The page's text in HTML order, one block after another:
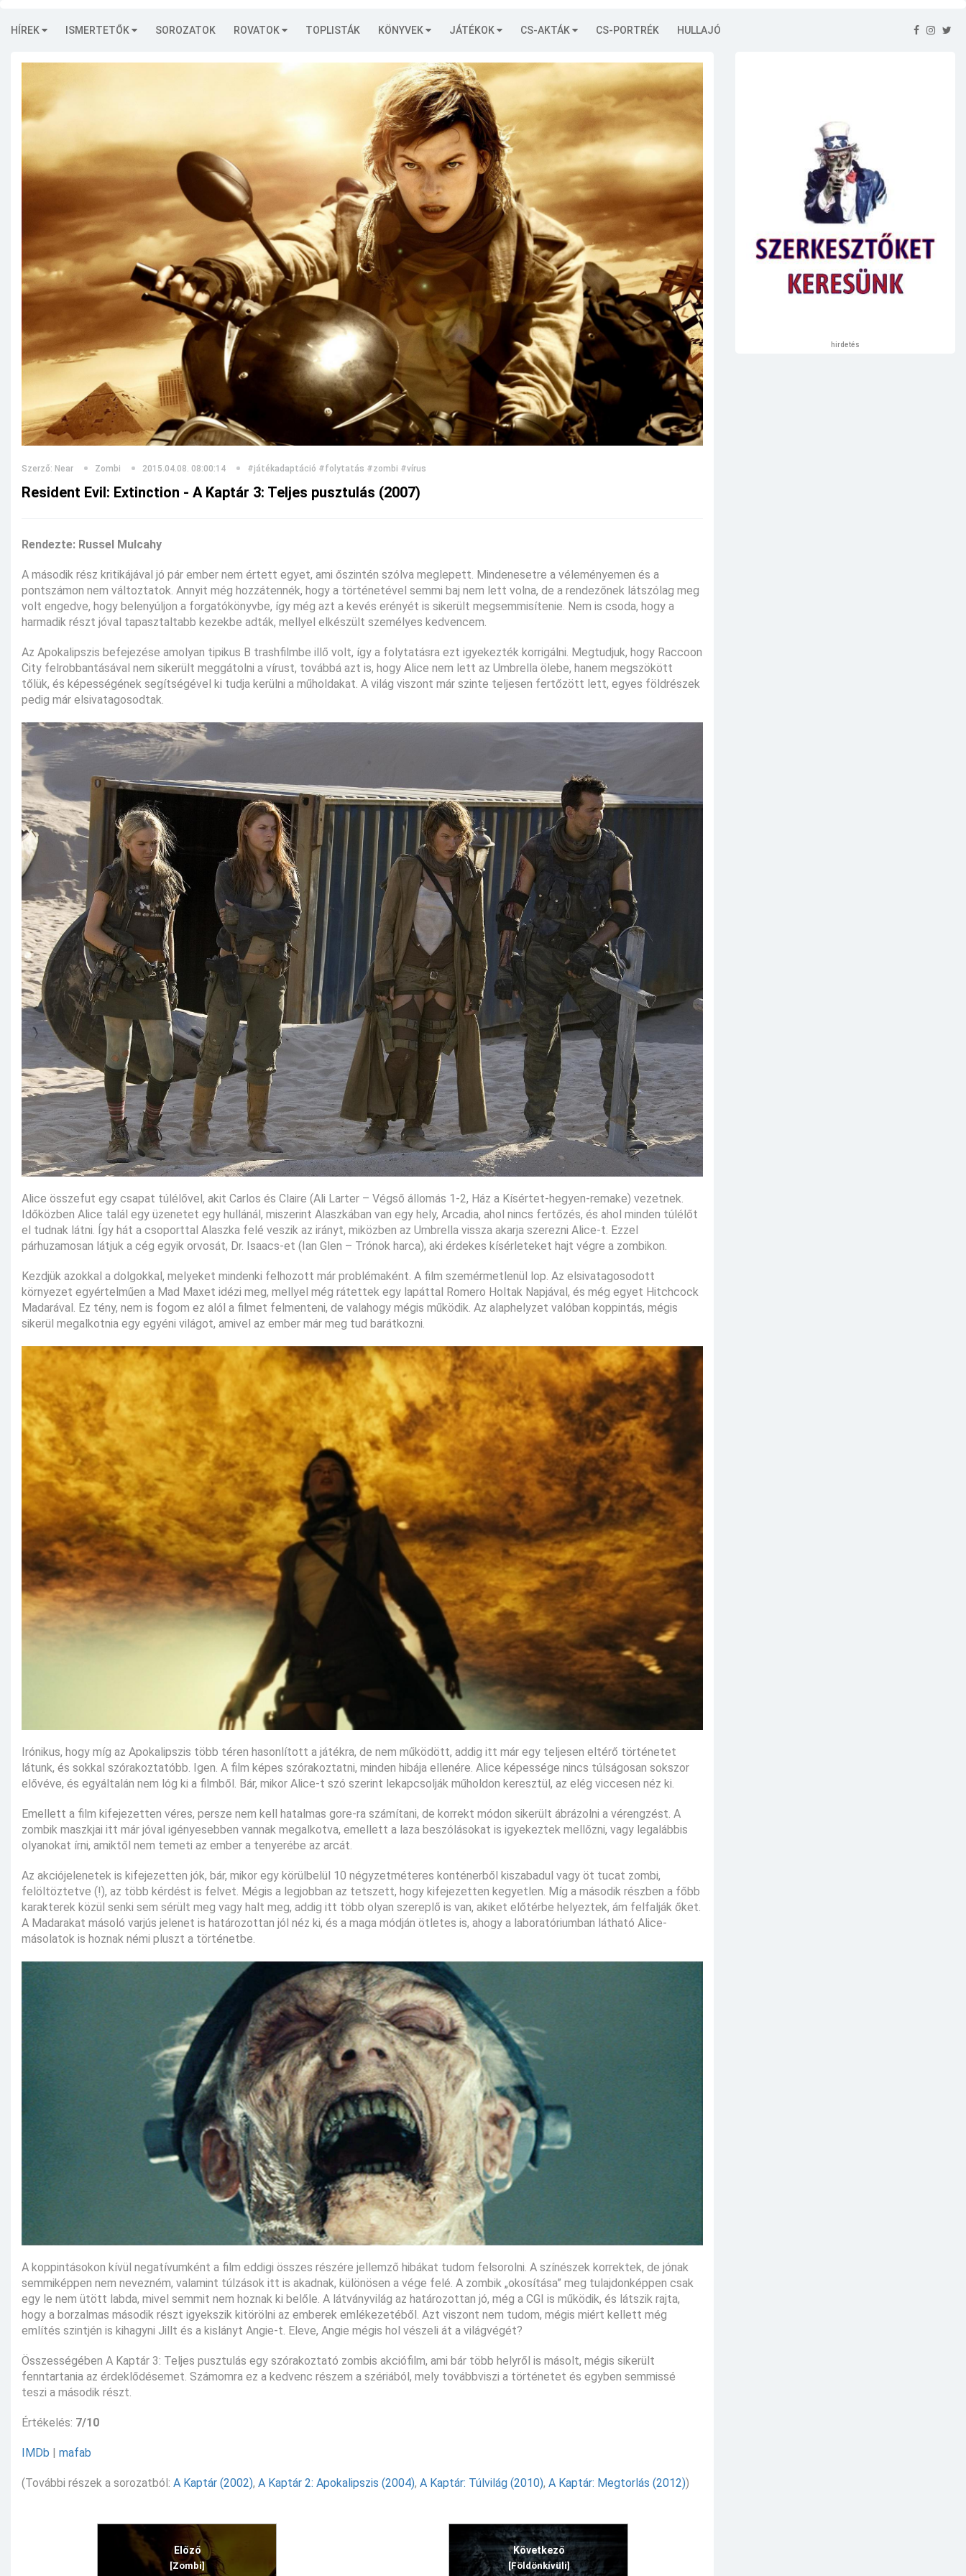
HÍREK ISMERTETŐK SOROZATOK ROVATOK TOPLISTÁK KÖNYVEK JÁTÉKOK CS-AKTÁK CS-PORTRÉK HULLAJÓ
Szerző: Near Zombi 2015.04.08. 08:00:14 #játékadaptáció #folytatás #zombi #vírus
Resident Evil: Extinction - A Kaptár 3: Teljes pusztulás (2007)
Rendezte: Russel Mulcahy
A második rész kritikájával jó pár ember nem értett egyet, ami őszintén szólva meglepett. Mindenesetre a véleményemen és a
pontszámon nem változtatok. Annyit még hozzátennék, hogy a történetével semmi baj nem lett volna, de a rendezőnek látszólag meg
volt engedve, hogy belenyúljon a forgatókönyvbe, így még azt a kevés erényét is sikerült megsemmisítenie. Nem is csoda, hogy a
harmadik részt jóval tapasztaltabb kezekbe adták, mellyel elkészült személyes kedvencem.
Az Apokalipszis befejezése amolyan tipikus B trashfilmbe illő volt, így a folytatásra ezt igyekezték korrigálni. Megtudjuk, hogy Raccoon
City felrobbantásával nem sikerült meggátolni a vírust, továbbá azt is, hogy Alice nem lett az Umbrella ölebe, hanem megszökött
tőlük, és képességének segítségével ki tudja kerülni a műholdakat. A világ viszont már szinte teljesen fertőzött lett, egyes földrészek
pedig már elsivatagosodtak.
Alice összefut egy csapat túlélővel, akit Carlos és Claire (Ali Larter – Végső állomás 1-2, Ház a Kísértet-hegyen-remake) vezetnek.
Időközben Alice talál egy üzenetet egy hullánál, miszerint Alaszkában van egy hely, Arcadia, ahol nincs fertőzés, és ahol minden túlélőt
el tudnak látni. Így hát a csoporttal Alaszka felé veszik az irányt, miközben az Umbrella vissza akarja szerezni Alice-t. Ezzel
párhuzamosan látjuk a cég egyik orvosát, Dr. Isaacs-et (Ian Glen – Trónok harca), aki érdekes kísérleteket hajt végre a zombikon.
Kezdjük azokkal a dolgokkal, melyeket mindenki felhozott már problémaként. A film szemérmetlenül lop. Az elsivatagosodott
környezet egyértelműen a Mad Maxet idézi meg, mellyel még rátettek egy lapáttal Romero Holtak Napjával, és még egyet Hitchcock
Madarával. Ez tény, nem is fogom ez alól a filmet felmenteni, de valahogy mégis működik. Az alaphelyzet valóban koppintás, mégis
sikerül megalkotnia egy egyéni világot, amivel az ember már meg tud barátkozni.
Irónikus, hogy míg az Apokalipszis több téren hasonlított a játékra, de nem működött, addig itt már egy teljesen eltérő történetet
látunk, és sokkal szórakoztatóbb. Igen. A film képes szórakoztatni, minden hibája ellenére. Alice képessége nincs túlságosan sokszor
elővéve, és egyáltalán nem lóg ki a filmből. Bár, mikor Alice-t szó szerint lekapcsolják műholdon keresztül, az elég viccesen néz ki.
Emellett a film kifejezetten véres, persze nem kell hatalmas gore-ra számítani, de korrekt módon sikerült ábrázolni a vérengzést. A
zombik maszkjai itt már jóval igényesebben vannak megalkotva, emellett a laza beszólásokat is igyekeztek mellőzni, vagy legalábbis
olyanokat írni, amiktől nem temeti az ember a tenyerébe az arcát.
Az akciójelenetek is kifejezetten jók, bár, mikor egy körülbelül 10 négyzetméteres konténerből kiszabadul vagy öt tucat zombi,
felöltöztetve (!), az több kérdést is felvet. Mégis a legjobban az tetszett, hogy kifejezetten kegyetlen. Míg a második részben a főbb
karakterek közül senki sem sérült meg vagy halt meg, addig itt több olyan szereplő is van, akiket előtérbe helyeztek, ám felfalják őket.
A Madarakat másoló varjús jelenet is határozottan jól néz ki, és a maga módján ötletes is, ahogy a laboratóriumban látható Alice-
másolatok is hoznak némi pluszt a történetbe.
A koppintásokon kívül negatívumként a film eddigi összes részére jellemző hibákat tudom felsorolni. A színészek korrektek, de jónak
semmiképpen nem nevezném, valamint túlzások itt is akadnak, különösen a vége felé. A zombik „okosítása” meg tulajdonképpen csak
egy le nem ütött labda, mivel semmit nem hoznak ki belőle. A látványvilág az határozottan jó, még a CGI is működik, és látszik rajta,
hogy a borzalmas második részt igyekszik kitörölni az emberek emlékezetéből. Azt viszont nem tudom, mégis miért kellett még
említés szintjén is kihagyni Jillt és a kislányt Angie-t. Eleve, Angie mégis hol vészeli át a világvégét?
Összességében A Kaptár 3: Teljes pusztulás egy szórakoztató zombis akciófilm, ami bár több helyről is másolt, mégis sikerült
fenntartania az érdeklődésemet. Számomra ez a kedvenc részem a szériából, mely továbbviszi a történetet és egyben semmissé
teszi a második részt.
Értékelés: 7/10
IMDb | mafab
(További részek a sorozatból: A Kaptár (2002), A Kaptár 2: Apokalipszis (2004), A Kaptár: Túlvilág (2010), A Kaptár: Megtorlás (2012))
Előző
[Zombi]
Következő
[Földönkívüli]
hirdetés